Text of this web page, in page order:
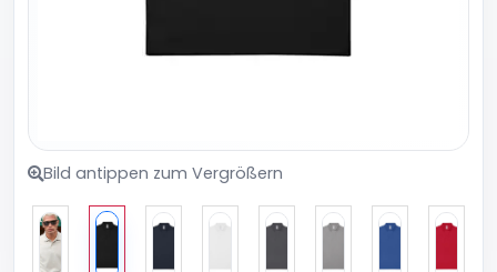
Bild antippen zum Vergrößern